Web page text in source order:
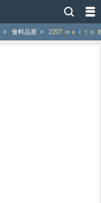
> 食料品業 > 2207 ｍｅｉｔｏ